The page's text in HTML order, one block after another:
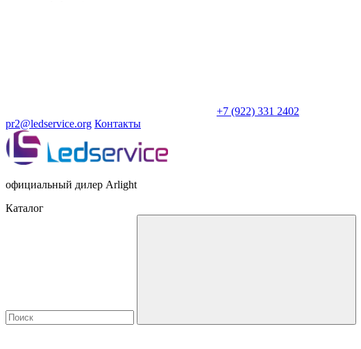
+7 (922) 331 2402
pr2@ledservice.org Контакты
официальный дилер Arlight
Каталог